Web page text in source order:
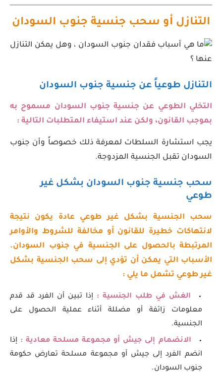
التنازل أو سحب جنسية جنوب السودان
التنازل طوعياً عن جنسية جنوب السودان
التخلي الطوعي عن جنسية جنوب السودان مسموح به
بموجب القانون، ولكن عند استيفاء المتطلبات التالية :
يجب استشارة السلطات لمعرفة ذلك خصوصاً وأن جنوب
السودان تقبل الجنسية المزدوجة.
سحب جنسية جنوب السودان بشكل غير
طوعي
سحب الجنسية بشكل غير طوعي عادة يكون نتيجة
لانتهاكات خطيرة للقانون أو مخالفة للشروط والأوامر
المرتبطة بالحصول على الجنسية في جنوب السودان.
الأسباب التي يمكن أن تؤدي إلى سحب الجنسية بشكل
غير طوعي تشمل ما يلي :
الغش في طلب الجنسية : إذا تبين أن الفرد قد قدم
معلومات زائفة أو مضللة أثناء عملية الحصول على
الجنسية.
الانضمام إلى جيش أو مجموعة مسلحة معادية : إذا
انضم الفرد إلى جيش أو مجموعة مسلحة تعارض حكومة
جنوب السودان.